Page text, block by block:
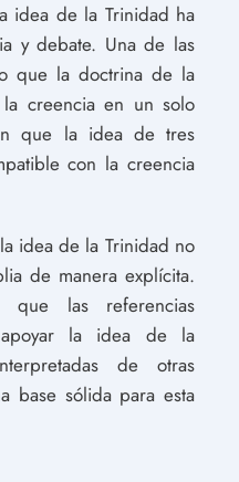
idea de la Trinidad ha
y debate. Una de las
que la doctrina de la
creencia en un solo
que la idea de tres
con la creencia
idea de la Trinidad no
de manera explícita.
que las referencias
la idea de la
de otras
base sólida para esta